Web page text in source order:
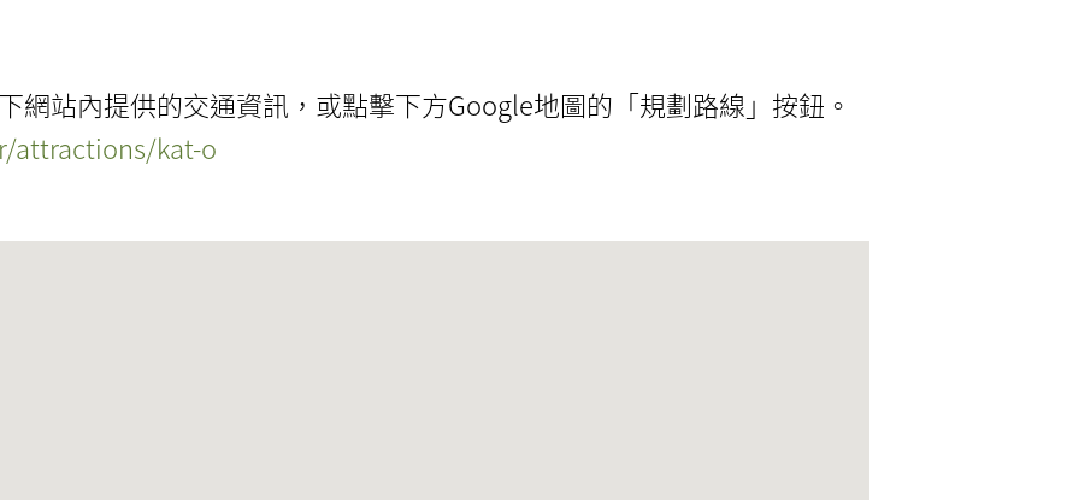
網站內提供的交通資訊，或點擊下方Google地圖的「規劃路線」按鈕。
attractions/kat-o